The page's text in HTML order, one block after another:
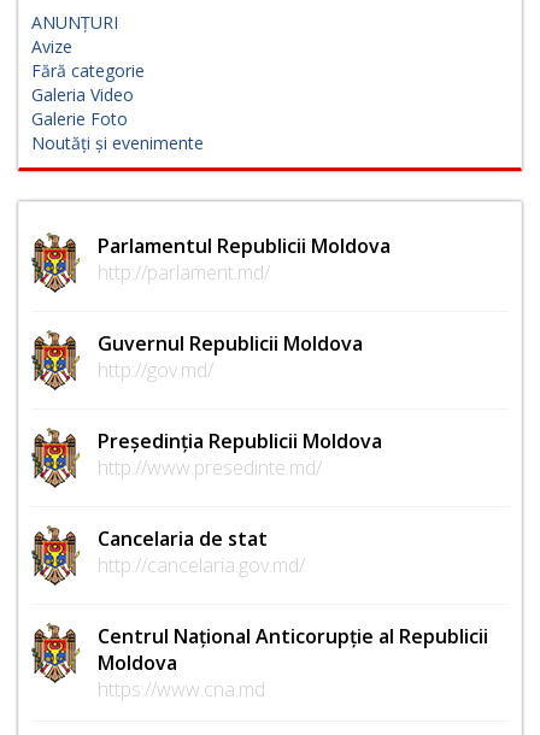
ANUNȚURI
Avize
Fără categorie
Galeria Video
Galerie Foto
Noutăți și evenimente
Parlamentul Republicii Moldova
http://parlament.md/
Guvernul Republicii Moldova
http://gov.md/
Președinția Republicii Moldova
http://www.presedinte.md/
Cancelaria de stat
http://cancelaria.gov.md/
Centrul Național Anticorupție al Republicii
Moldova
https://www.cna.md